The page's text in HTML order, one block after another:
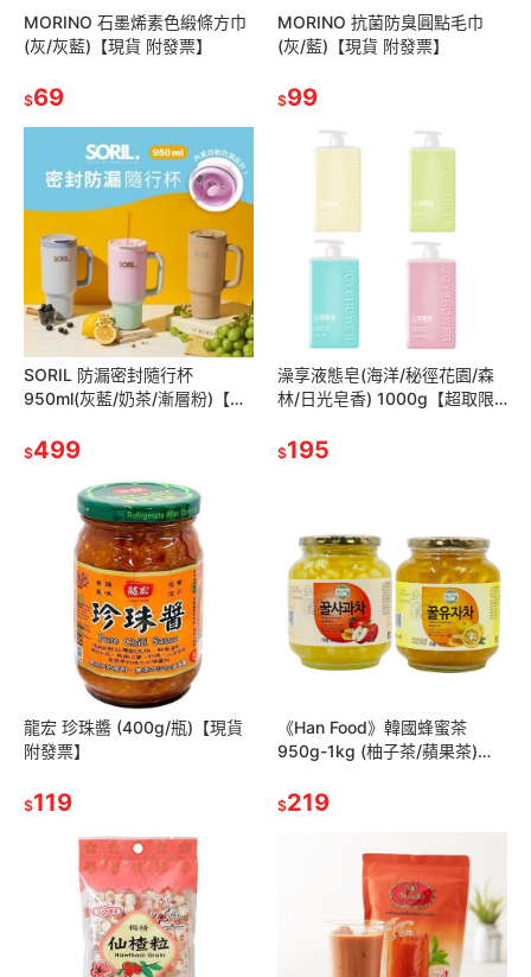
MORINO 石墨烯素色緞條方巾
(灰/灰藍)【現貨 附發票】
$69
MORINO 抗菌防臭圓點毛巾
(灰/藍)【現貨 附發票】
$99
SORIL 防漏密封隨行杯
950ml(灰藍/奶茶/漸層粉)【現
$499
澡享液態皂(海洋/秘徑花園/森
林/日光皂香) 1000g【超取限4
$195
龍宏 珍珠醬 (400g/瓶)【現貨
附發票】
$119
《Han Food》韓國蜂蜜茶
950g-1kg (柚子茶/蘋果茶)
$219